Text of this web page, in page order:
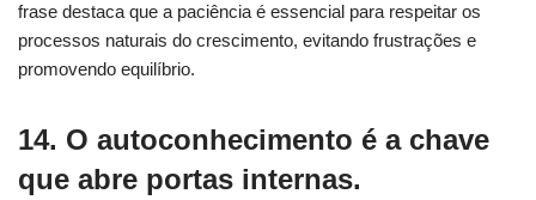
frase destaca que a paciência é essencial para respeitar os
processos naturais do crescimento, evitando frustrações e
promovendo equilíbrio.
14. O autoconhecimento é a chave
que abre portas internas.